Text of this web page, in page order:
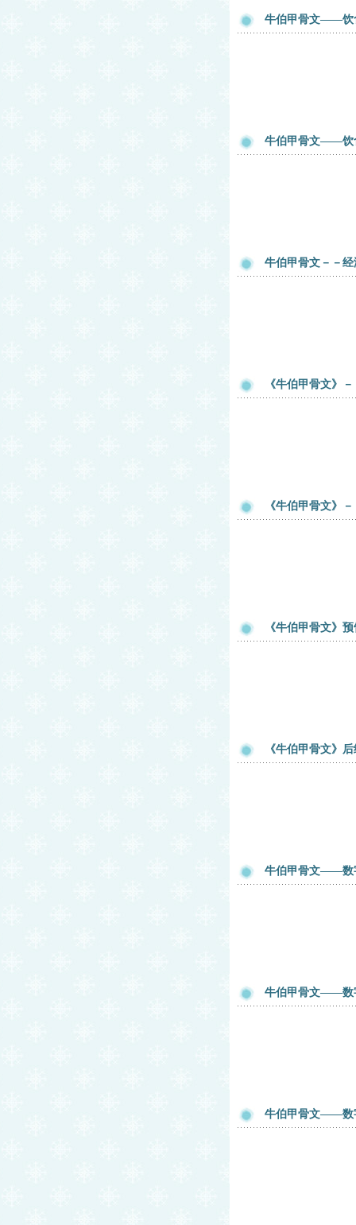
牛伯甲骨文——饮
牛伯甲骨文——饮
牛伯甲骨文－－
《牛伯甲骨文》
《牛伯甲骨文》
《牛伯甲骨文》
《牛伯甲骨文》
牛伯甲骨文——数
牛伯甲骨文——数
牛伯甲骨文——数